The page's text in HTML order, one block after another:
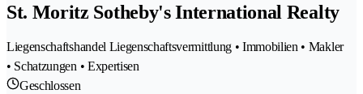
St. Moritz Sotheby's International Realty
Liegenschaftshandel Liegenschaftsvermittlung • Immobilien • Makler
• Schatzungen • Expertisen
Geschlossen